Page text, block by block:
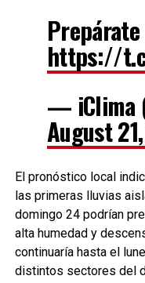
Prepárate
https://
— iClima
August
El pronóstico local
las primeras lluvias
domingo 24 podrían
alta humedad y
continuaría hasta el
distintos sectores del